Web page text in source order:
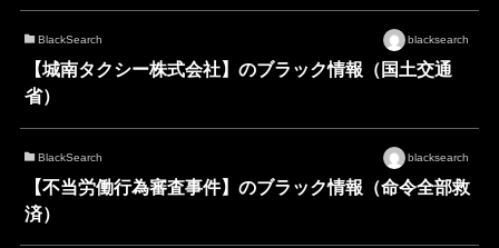
BlackSearch blacksearch
【城南タクシー株式会社】のブラック情報（国土交通
省）
BlackSearch blacksearch
【不当労働行為審査事件】のブラック情報（命令全部救
済）